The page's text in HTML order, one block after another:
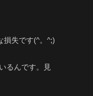
損失です(^。^;)
るんです。見